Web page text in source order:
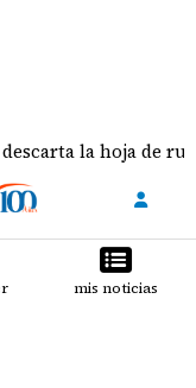
de ruta de la
mis noticias